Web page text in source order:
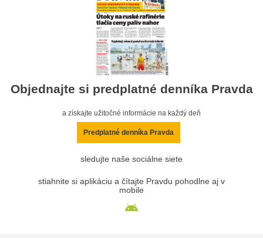
Objednajte si predplatné denníka Pravda
a získajte užitočné informácie na každý deň
Predplatné denníka Pravda
sledujte naše sociálne siete
stiahnite si aplikáciu a čítajte Pravdu pohodlne aj v
mobile